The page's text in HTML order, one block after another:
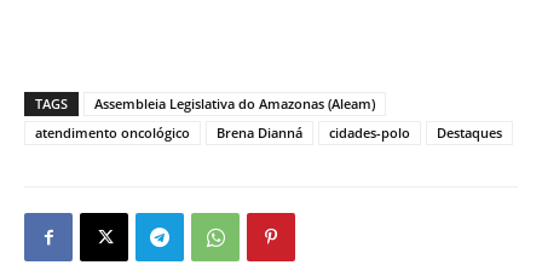
TAGS
Assembleia Legislativa do Amazonas (Aleam)
atendimento oncológico
Brena Dianná cidades-polo Destaques